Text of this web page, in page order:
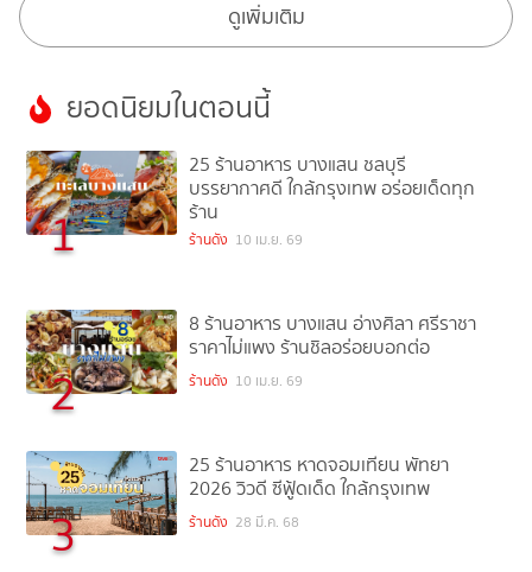
ดูเพิ่มเติม
ยอดนิยมในตอนนี้
1
25 ร้านอาหาร บางแสน ชลบุรี
บรรยากาศดี ใกล้กรุงเทพ อร่อยเด็ดทุก
ร้าน
ร้านดัง 10 เม.ย. 69
2
8 ร้านอาหาร บางแสน อ่างศิลา ศรีราชา
ราคาไม่แพง ร้านชิลอร่อยบอกต่อ
ร้านดัง 10 เม.ย. 69
3
25 ร้านอาหาร หาดจอมเทียน พัทยา
2026 วิวดี ซีฟู้ดเด็ด ใกล้กรุงเทพ
ร้านดัง 28 มี.ค. 68